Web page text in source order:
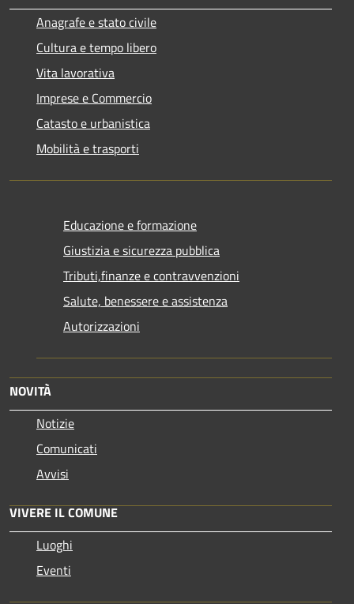
Anagrafe e stato civile
Cultura e tempo libero
Vita lavorativa
Imprese e Commercio
Catasto e urbanistica
Mobilità e trasporti
Educazione e formazione
Giustizia e sicurezza pubblica
Tributi,finanze e contravvenzioni
Salute, benessere e assistenza
Autorizzazioni
NOVITÀ
Notizie
Comunicati
Avvisi
VIVERE IL COMUNE
Luoghi
Eventi